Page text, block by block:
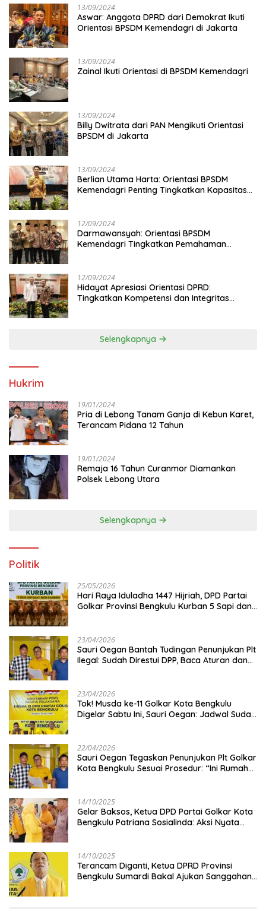
13/09/2024
Aswar: Anggota DPRD dari Demokrat Ikuti
Orientasi BPSDM Kemendagri di Jakarta
13/09/2024
Zainal Ikuti Orientasi di BPSDM Kemendagri
13/09/2024
Billy Dwitrata dari PAN Mengikuti Orientasi
BPSDM di Jakarta
13/09/2024
Berlian Utama Harta: Orientasi BPSDM
Kemendagri Penting Tingkatkan Kapasitas
12/09/2024
Darmawansyah: Orientasi BPSDM
Kemendagri Tingkatkan Pemahaman
12/09/2024
Hidayat Apresiasi Orientasi DPRD:
Tingkatkan Kompetensi dan Integritas
Selengkapnya
Hukrim
19/01/2024
Pria di Lebong Tanam Ganja di Kebun Karet,
Terancam Pidana 12 Tahun
19/01/2024
Remaja 16 Tahun Curanmor Diamankan
Polsek Lebong Utara
Selengkapnya
Politik
25/05/2026
Hari Raya Iduladha 1447 Hijriah, DPD Partai
Golkar Provinsi Bengkulu Kurban 5 Sapi dan 1
23/04/2026
Sauri Oegan Bantah Tudingan Penunjukan Plt
Ilegal: Sudah Direstui DPP, Baca Aturan dan
23/04/2026
‎Tok! Musda ke-11 Golkar Kota Bengkulu
Digelar Sabtu Ini, Sauri Oegan: Jadwal Sudah
22/04/2026
Sauri Oegan Tegaskan Penunjukan Plt Golkar
Kota Bengkulu Sesuai Prosedur: “Ini Rumah
14/10/2025
‎Gelar Baksos, Ketua DPD Partai Golkar Kota
Bengkulu Patriana Sosialinda: Aksi Nyata
14/10/2025
Terancam Diganti, Ketua DPRD Provinsi
Bengkulu Sumardi Bakal Ajukan Sanggahan